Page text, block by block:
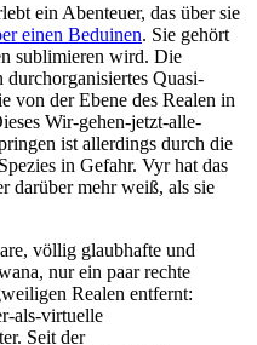
ein Abenteuer, das über sie
einen Beduinen. Sie gehört
sublimieren wird. Die
durchorganisiertes Quasi-
von der Ebene des Realen in
Wir-gehen-jetzt-alle-
ist allerdings durch die
in Gefahr. Vyr hat das
darüber mehr weiß, als sie
völlig glaubhafte und
nur ein paar rechte
Realen entfernt:
als-virtuelle
Seit der